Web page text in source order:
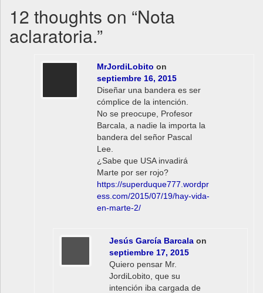
12 thoughts on “Nota
aclaratoria.”
MrJordiLobito on
septiembre 16, 2015
Diseñar una bandera es ser
cómplice de la intención.
No se preocupe, Profesor
Barcala, a nadie la importa la
bandera del señor Pascal
Lee.
¿Sabe que USA invadirá
Marte por ser rojo?
https://superduque777.wordpr
ess.com/2015/07/19/hay-vida-
en-marte-2/
Jesús García Barcala on
septiembre 17, 2015
Quiero pensar Mr.
JordiLobito, que su
intención iba cargada de